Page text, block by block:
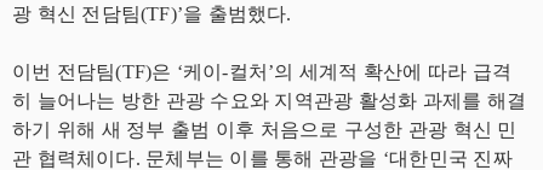
광 혁신 전담팀(TF)’을 출범했다.
이번 전담팀(TF)은 ‘케이-컬처’의 세계적 확산에 따라 급격
히 늘어나는 방한 관광 수요와 지역관광 활성화 과제를 해결
하기 위해 새 정부 출범 이후 처음으로 구성한 관광 혁신 민
관 협력체이다. 문체부는 이를 통해 관광을 ‘대한민국 진짜